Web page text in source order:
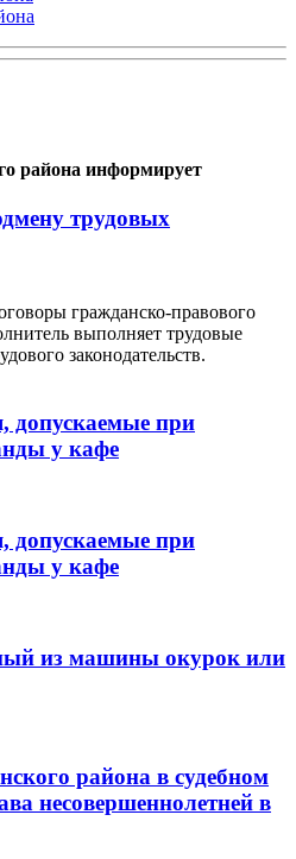
района информирует
трудовых
гражданско-правового
выполняет трудовые
законодательств.
допускаемые при
у кафе
допускаемые при
у кафе
из машины окурок или
района в судебном
несовершеннолетней в